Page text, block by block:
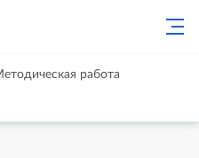
работа